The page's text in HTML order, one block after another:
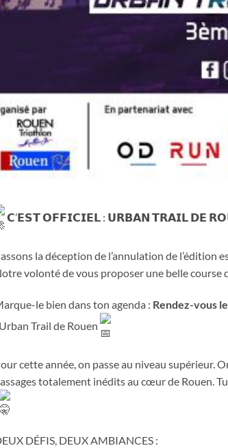
𝗖’𝗘𝗦𝗧 𝗢𝗙𝗙𝗜𝗖𝗜𝗘𝗟 : 𝗨𝗥𝗕𝗔𝗡 𝗧𝗥𝗔𝗜𝗟 𝗗𝗘
la déception de l’annulation de l’édition
volonté de vous proposer une belle course
le bien dans ton agenda : Rendez-vous le
Trail de Rouen
cette année, on passe au niveau
totalement inédits au cœur de Rouen.
DÉFIS, DEUX AMBIANCES :